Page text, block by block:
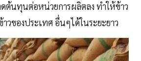
ต้นทุนต่อหน่วยการผลิตลง ทำให้ข้าว
วของประเทศ อื่นๆได้ในระยะยาว